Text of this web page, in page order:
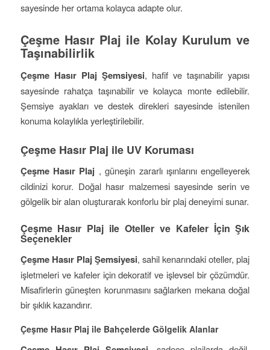
sayesinde her ortama kolayca adapte olur.
Çeşme Hasır Plaj ile Kolay Kurulum ve
Taşınabilirlik
Çeşme Hasır Plaj Şemsiyesi, hafif ve taşınabilir yapısı
sayesinde rahatça taşınabilir ve kolayca monte edilebilir.
Şemsiye ayakları ve destek direkleri sayesinde istenilen
konuma kolaylıkla yerleştirilebilir.
Çeşme Hasır Plaj ile UV Koruması
Çeşme Hasır Plaj , güneşin zararlı ışınlarını engelleyerek
cildinizi korur. Doğal hasır malzemesi sayesinde serin ve
gölgelik bir alan oluşturarak konforlu bir plaj deneyimi sunar.
Çeşme Hasır Plaj ile Oteller ve Kafeler İçin Şık
Seçenekler
Çeşme Hasır Plaj Şemsiyesi, sahil kenarındaki oteller, plaj
işletmeleri ve kafeler için dekoratif ve işlevsel bir çözümdür.
Misafirlerin güneşten korunmasını sağlarken mekana doğal
bir şıklık kazandırır.
Çeşme Hasır Plaj ile Bahçelerde Gölgelik Alanlar